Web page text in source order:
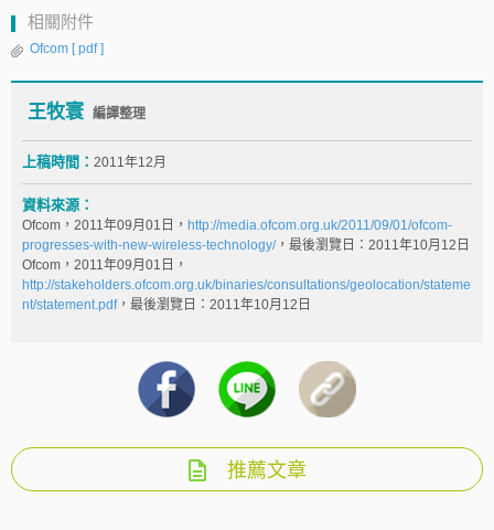
相關附件
Ofcom [ pdf ]
王牧寰 編譯整理
上稿時間： 2011年12月
資料來源：
Ofcom，2011年09月01日， http://media.ofcom.org.uk/2011/09/01/ofcom-
progresses-with-new-wireless-technology/，最後瀏覽日：2011年10月12日
Ofcom，2011年09月01日，
http://stakeholders.ofcom.org.uk/binaries/consultations/geolocation/stateme
nt/statement.pdf，最後瀏覽日：2011年10月12日
推薦文章